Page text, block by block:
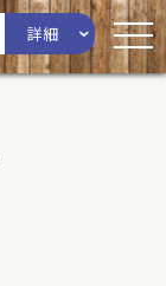
詳細